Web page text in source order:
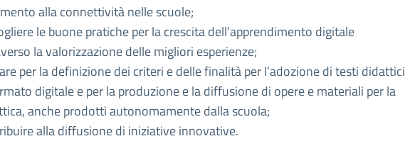
alla connettività nelle scuole;
le buone pratiche per la crescita dell’apprendimento digitale
la valorizzazione delle migliori esperienze;
per la definizione dei criteri e delle finalità per l’adozione di testi didattici
digitale e per la produzione e la diffusione di opere e materiali per la
anche prodotti autonomamente dalla scuola;
alla diffusione di iniziative innovative.